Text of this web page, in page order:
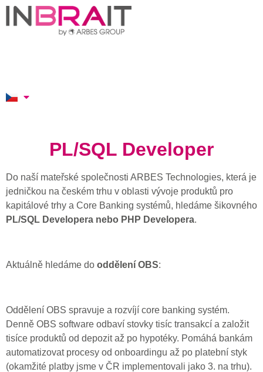
PL/SQL Developer
Do naší mateřské společnosti ARBES Technologies, která je
jedničkou na českém trhu v oblasti vývoje produktů pro
kapitálové trhy a Core Banking systémů, hledáme šikovného
PL/SQL Developera nebo PHP Developera.
Aktuálně hledáme do oddělení OBS:
Oddělení OBS spravuje a rozvíjí core banking systém.
Denně OBS software odbaví stovky tisíc transakcí a založit
tisíce produktů od depozit až po hypotéky. Pomáhá bankám
automatizovat procesy od onboardingu až po platební styk
(okamžité platby jsme v ČR implementovali jako 3. na trhu).